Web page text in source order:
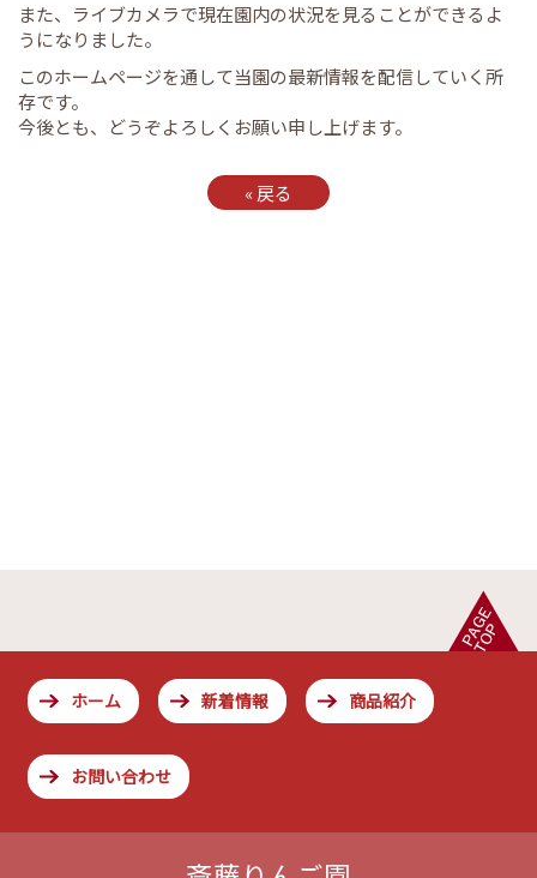
また、ライブカメラで現在園内の状況を見ることができるよ
うになりました。
このホームページを通して当園の最新情報を配信していく所
存です。
今後とも、どうぞよろしくお願い申し上げます。
«戻る
ホーム 新着情報 商品紹介
お問い合わせ